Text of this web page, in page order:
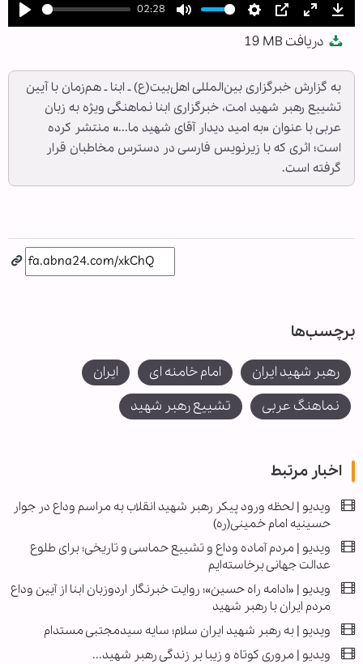
Play
02:28
Mute Settings
PIP Enter
دریافت 19 MB
به گزارش خبرگزاری بین‌المللی اهل‌بیت(ع) ـ ابنا ـ هم‌زمان با آیین
تشییع رهبر شهید امت، خبرگزاری ابنا نماهنگی ویژه به زبان
عربی با عنوان «به امید دیدار آقای شهید ما...» منتشر کرده
است؛ اثری که با زیرنویس فارسی در دسترس مخاطبان قرار
گرفته است.
برچسب‌ها
رهبر شهید ایران امام خامنه ای
ایران
نماهنگ عربی
تشییع رهبر شهید
اخبار مرتبط
ویدیو | لحظه ورود پیکر رهبر شهید انقلاب به مراسم وداع در جوار
حسینیه امام خمینی(ره)
ویدیو | مردم آماده وداع و تشییع حماسی و تاریخی؛ برای طلوع
عدالت جهانی برخاسته‌ایم
ویدیو | «ادامه راه حسین»؛ روایت خبرنگار اردوزبان ابنا از آیین وداع
مردم ایران با رهبر شهید
ویدیو | به رهبر شهید ایران سلام؛ سایه سیدمجتبی مستدام
ویدیو | مروری کوتاه و زیبا بر زندگی رهبر شهید...